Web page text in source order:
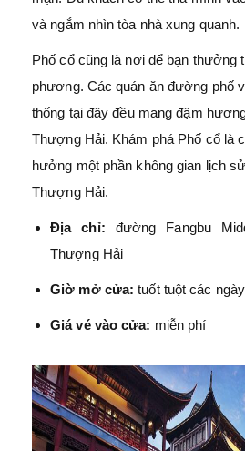
và ngắm nhìn tòa nhà xung quanh.
Phố cổ cũng là nơi để bạn thưởng
phương. Các quán ăn đường phố
thống tại đây đều mang đậm
Thượng Hải. Khám phá Phố cổ là
hưởng một phần không gian lịch
Thượng Hải.
Địa chỉ:
đường Fangbu
Thượng Hải
Giờ mở cửa: tuốt tuột các
Giá vé vào cửa: miễn phí